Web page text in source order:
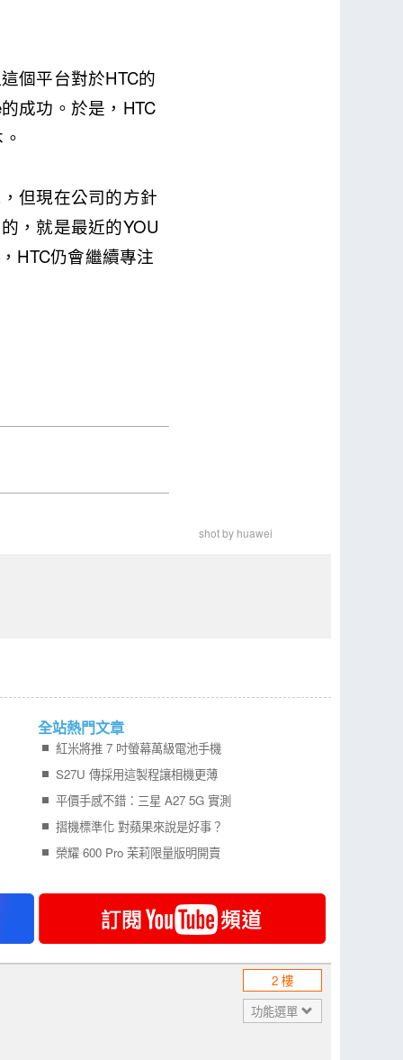
個平台對於HTC的
成功。於是，HTC
但現在公司的方針
，就是最近的YOU
HTC仍會繼續專注
shot by huawei
全站熱門文章
紅米將推 7 吋螢幕萬級電池手機
S27U 傳採用這製程讓相機更薄
平價手感不錯：三星 A27 5G 實測
摺機標準化 對蘋果來說是好事？
榮耀 600 Pro 茉莉限量版明開賣
2 樓
功能選單